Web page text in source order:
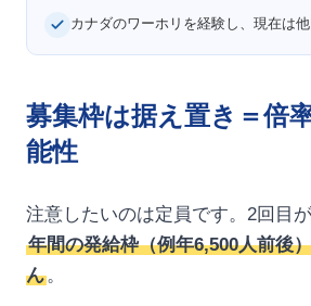
カナダのワーホリを経験し、現在は
募集枠は据え置き＝倍
能性
注意したいのは定員です。2回目
年間の発給枠（例年6,500人前後
ん。